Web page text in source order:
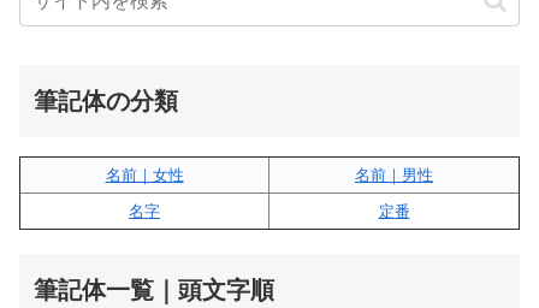
筆記体の分類
名前｜女性
名前｜男性
名字
定番
筆記体一覧｜頭文字順